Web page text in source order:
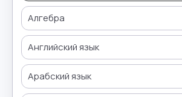
Алгебра
Английский язык
Арабский язык